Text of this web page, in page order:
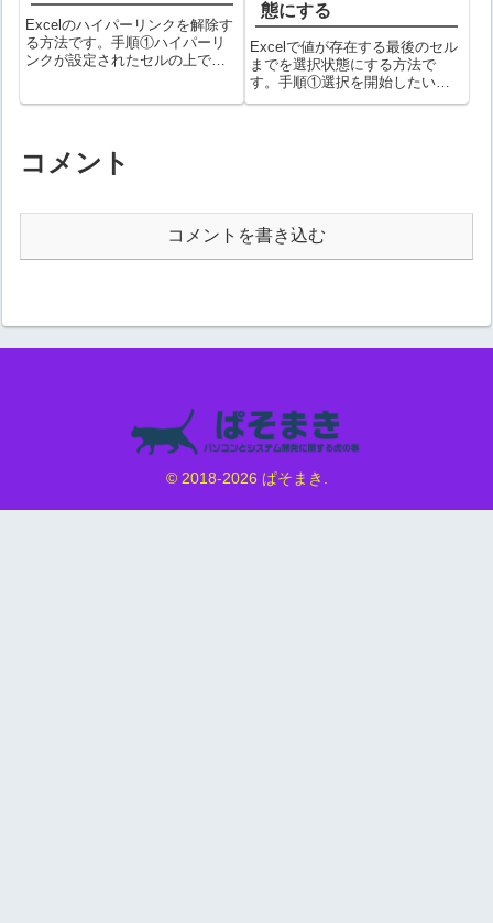
Excelのハイパーリンクを解除す
る方法です。手順①ハイパーリ
ンクが設定されたセルの上で右
せずハイパーリンクが設定され
てしまっ...
態にする
Excelで値が存在する最後のセル
までを選択状態にする方法で
す。手順①選択を開始したい位
置にカーソルを合わせるA1にカ
コメント
コメントを書き込む
© 2018-2026 ぱそまき.